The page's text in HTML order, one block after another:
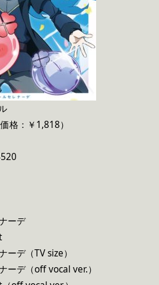
格：￥1,818）
ーデ
ーデ（TV size）
ーデ（off vocal ver.）